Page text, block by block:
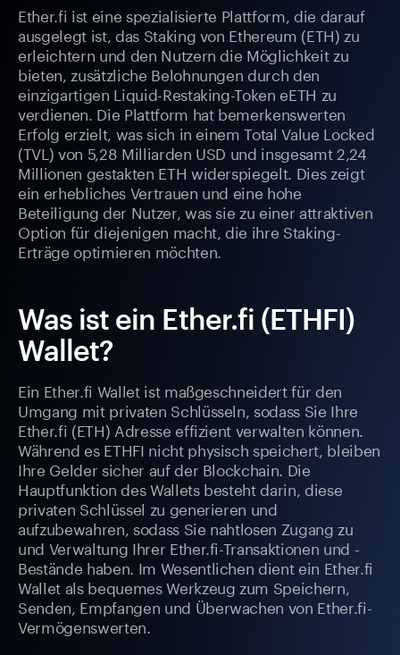
Ether.fi ist eine spezialisierte Plattform, die darauf
ausgelegt ist, das Staking von Ethereum (ETH) zu
erleichtern und den Nutzern die Möglichkeit zu
bieten, zusätzliche Belohnungen durch den
einzigartigen Liquid-Restaking-Token eETH zu
verdienen. Die Plattform hat bemerkenswerten
Erfolg erzielt, was sich in einem Total Value Locked
(TVL) von 5,28 Milliarden USD und insgesamt 2,24
Millionen gestakten ETH widerspiegelt. Dies zeigt
ein erhebliches Vertrauen und eine hohe
Beteiligung der Nutzer, was sie zu einer attraktiven
Option für diejenigen macht, die ihre Staking-
Erträge optimieren möchten.
Was ist ein Ether.fi (ETHFI)
Wallet?
Ein Ether.fi Wallet ist maßgeschneidert für den
Umgang mit privaten Schlüsseln, sodass Sie Ihre
Ether.fi (ETH) Adresse effizient verwalten können.
Während es ETHFI nicht physisch speichert, bleiben
Ihre Gelder sicher auf der Blockchain. Die
Hauptfunktion des Wallets besteht darin, diese
privaten Schlüssel zu generieren und
aufzubewahren, sodass Sie nahtlosen Zugang zu
und Verwaltung Ihrer Ether.fi-Transaktionen und -
Bestände haben. Im Wesentlichen dient ein Ether.fi
Wallet als bequemes Werkzeug zum Speichern,
Senden, Empfangen und Überwachen von Ether.fi-
Vermögenswerten.